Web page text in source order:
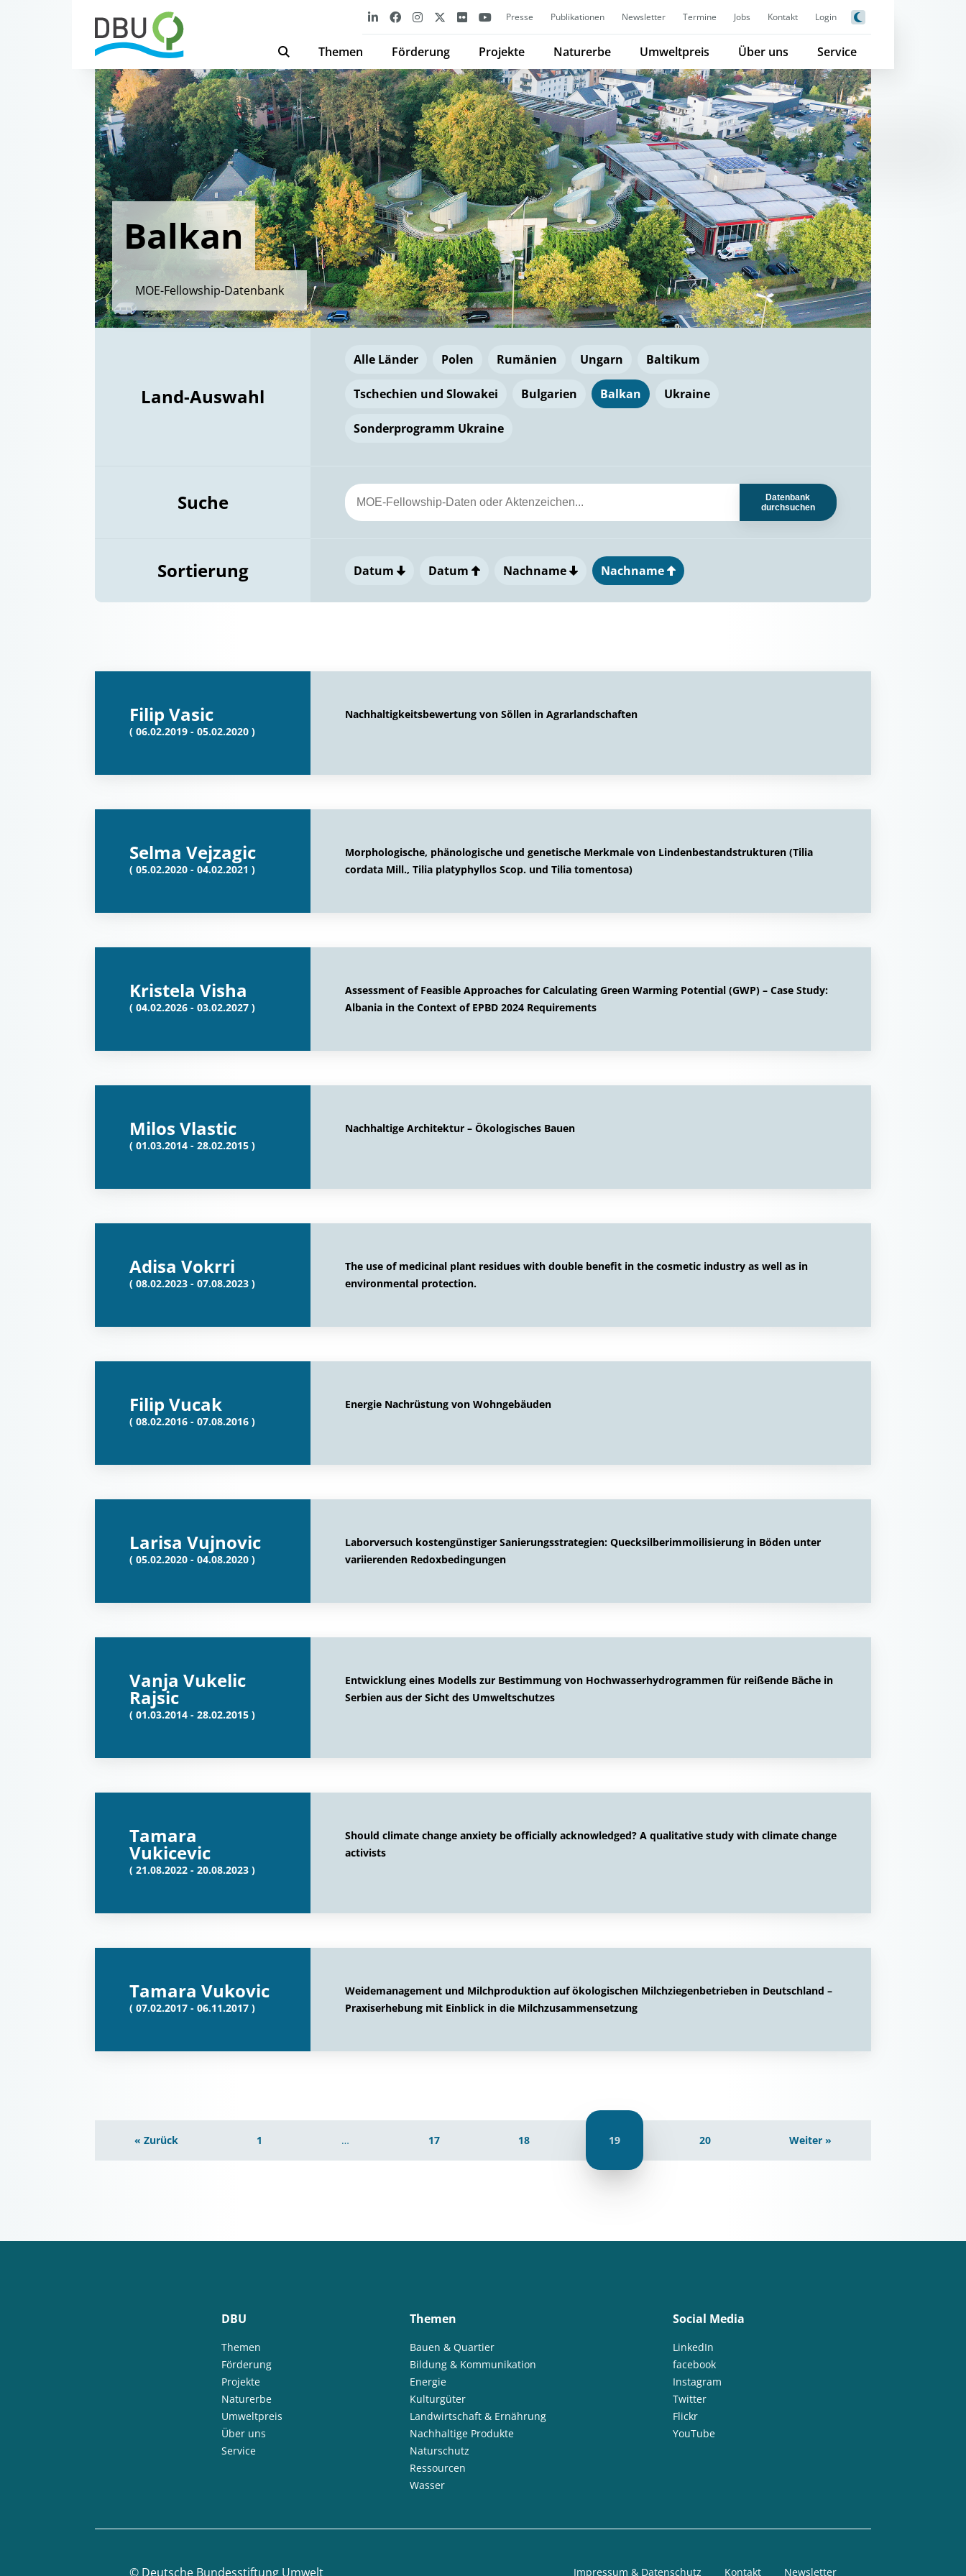
Presse Publikationen Newsletter Termine Jobs Kontakt Login
Themen Förderung Projekte Naturerbe Umweltpreis Über uns Service
Balkan
MOE-Fellowship-Datenbank
Land-Auswahl
Alle Länder Polen Rumänien Ungarn Baltikum
Tschechien und Slowakei Bulgarien Balkan Ukraine
Sonderprogramm Ukraine
Suche
Datenbank
durchsuchen
Sortierung Datum Datum Nachname Nachname
Filip Vasic
( 06.02.2019 - 05.02.2020 )
Nachhaltigkeitsbewertung von Söllen in Agrarlandschaften
Selma Vejzagic
( 05.02.2020 - 04.02.2021 )
Morphologische, phänologische und genetische Merkmale von Lindenbestandstrukturen (Tilia
cordata Mill., Tilia platyphyllos Scop. und Tilia tomentosa)
Kristela Visha
( 04.02.2026 - 03.02.2027 )
Assessment of Feasible Approaches for Calculating Green Warming Potential (GWP) – Case Study:
Albania in the Context of EPBD 2024 Requirements
Milos Vlastic
( 01.03.2014 - 28.02.2015 )
Nachhaltige Architektur – Ökologisches Bauen
Adisa Vokrri
( 08.02.2023 - 07.08.2023 )
The use of medicinal plant residues with double benefit in the cosmetic industry as well as in
environmental protection.
Filip Vucak
( 08.02.2016 - 07.08.2016 )
Energie Nachrüstung von Wohngebäuden
Larisa Vujnovic
( 05.02.2020 - 04.08.2020 )
Laborversuch kostengünstiger Sanierungsstrategien: Quecksilberimmoilisierung in Böden unter
variierenden Redoxbedingungen
Vanja Vukelic
Rajsic
( 01.03.2014 - 28.02.2015 )
Entwicklung eines Modells zur Bestimmung von Hochwasserhydrogrammen für reißende Bäche in
Serbien aus der Sicht des Umweltschutzes
Tamara
Vukicevic
( 21.08.2022 - 20.08.2023 )
Should climate change anxiety be officially acknowledged? A qualitative study with climate change
activists
Tamara Vukovic
( 07.02.2017 - 06.11.2017 )
Weidemanagement und Milchproduktion auf ökologischen Milchziegenbetrieben in Deutschland –
Praxiserhebung mit Einblick in die Milchzusammensetzung
« Zurück 1 … 17 18 19 20 Weiter »
DBU
Themen
Förderung
Projekte
Naturerbe
Umweltpreis
Über uns
Service
Themen
Bauen & Quartier
Bildung & Kommunikation
Energie
Kulturgüter
Landwirtschaft & Ernährung
Nachhaltige Produkte
Naturschutz
Ressourcen
Wasser
Social Media
LinkedIn
facebook
Instagram
Twitter
Flickr
YouTube
© Deutsche Bundesstiftung Umwelt Impressum & Datenschutz Kontakt Newsletter